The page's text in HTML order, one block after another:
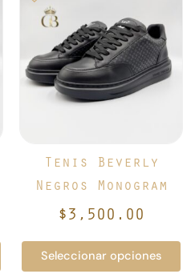
Tenis Beverly
Negros Monogram
$ 3,500.00
Seleccionar opciones
tiene
múltiples
variantes.
Las
opciones
elegir
en
página
de
producto